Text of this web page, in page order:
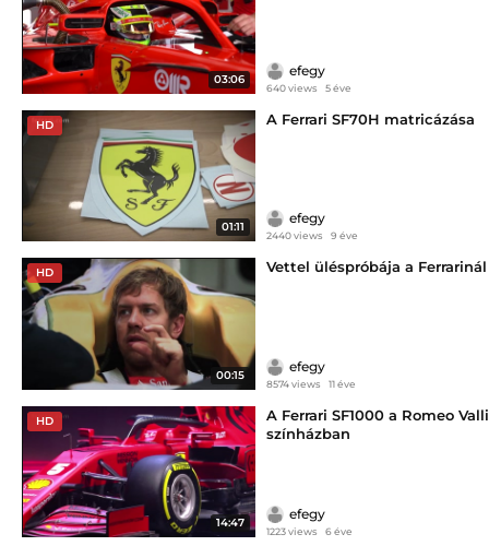
03:06
efegy
640 views 5 éve
HD
01:11
A Ferrari SF70H matricázása
efegy
2440 views 9 éve
HD
00:15
Vettel üléspróbája a Ferrarinál
efegy
8574 views 11 éve
HD
14:47
A Ferrari SF1000 a Romeo Valli
színházban
efegy
1223 views 6 éve